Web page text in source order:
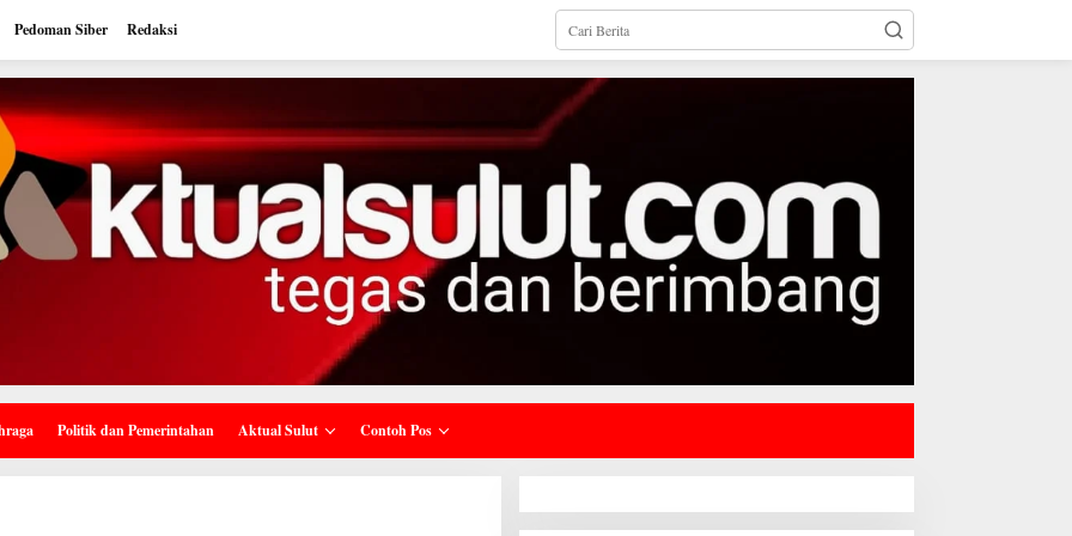
Pedoman Siber Redaksi
Politik dan Pemerintahan Aktual Sulut Contoh Pos